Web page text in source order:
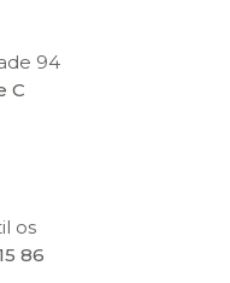
94
C
os
86